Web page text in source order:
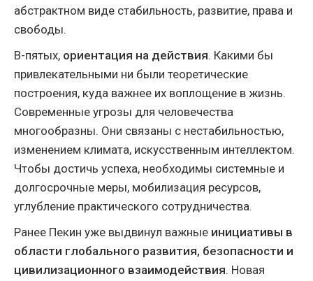
абстрактном виде стабильность, развитие, права и
свободы.
В-пятых, ориентация на действия. Какими бы
привлекательными ни были теоретические
построения, куда важнее их воплощение в жизнь.
Современные угрозы для человечества
многообразны. Они связаны с нестабильностью,
изменением климата, искусственным интеллектом.
Чтобы достичь успеха, необходимы системные и
долгосрочные меры, мобилизация ресурсов,
углубление практического сотрудничества.
Ранее Пекин уже выдвинул важные инициативы в
области глобального развития, безопасности и
цивилизационного взаимодействия. Новая